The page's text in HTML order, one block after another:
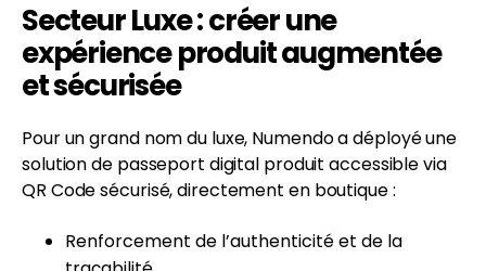
Secteur Luxe : créer une
expérience produit augmentée
et sécurisée
Pour un grand nom du luxe, Numendo a déployé une
solution de passeport digital produit accessible via
QR Code sécurisé, directement en boutique :
Renforcement de l’authenticité et de la